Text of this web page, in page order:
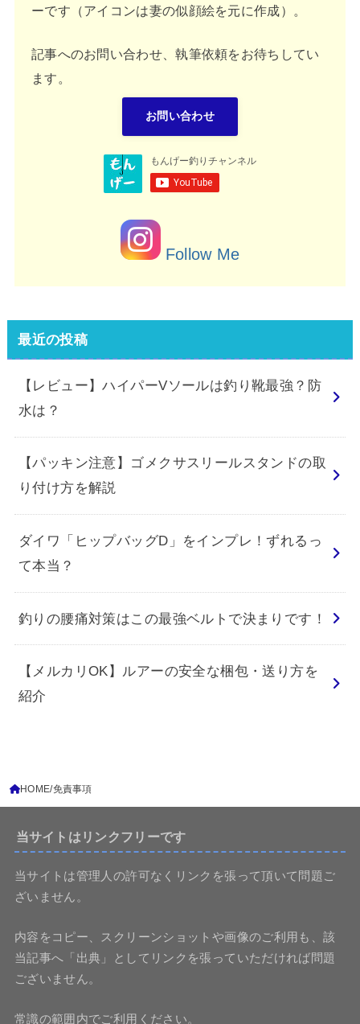
ーです（アイコンは妻の似顔絵を元に作成）。
記事へのお問い合わせ、執筆依頼をお待ちしてい
ます。
お問い合わせ
Follow Me
最近の投稿
【レビュー】ハイパーVソールは釣り靴最強？防
水は？
【パッキン注意】ゴメクサスリールスタンドの取
り付け方を解説
ダイワ「ヒップバッグD」をインプレ！ずれるっ
て本当？
釣りの腰痛対策はこの最強ベルトで決まりです！
【メルカリOK】ルアーの安全な梱包・送り方を
紹介
HOME 免責事項
当サイトはリンクフリーです
当サイトは管理人の許可なくリンクを張って頂いて問題ご
ざいません。
内容をコピー、スクリーンショットや画像のご利用も、該
当記事へ「出典」としてリンクを張っていただければ問題
ございません。
常識の範囲内でご利用ください。